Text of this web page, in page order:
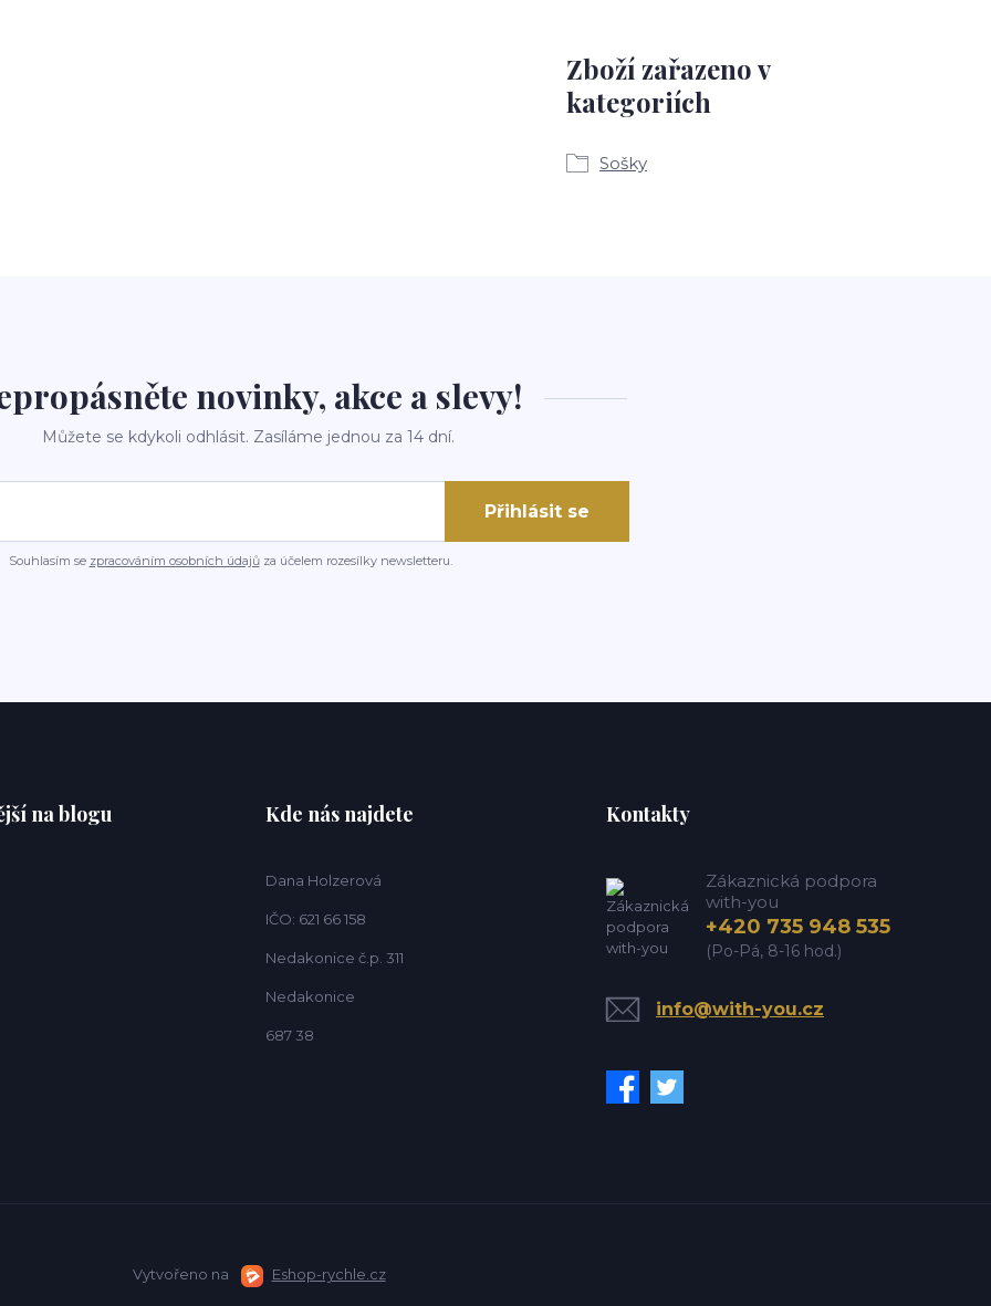
Zboží zařazeno v
kategoriích
Sošky
novinky, akce a slevy!
Můžete se kdykoli odhlásit. Zasíláme jednou za 14 dní.
Přihlásit se
Souhlasím se zpracováním osobních údajůza účelem rozesílky newsletteru.
na blogu Kde nás najdete
Dana Holzerová
IČO: 621 66 158
Nedakonice č.p. 311
Nedakonice
687 38
Kontakty
Zákaznická podpora
with-you
+420 735 948 535
(Po-Pá, 8-16 hod.)
info@with-you.cz
Vytvořeno na Eshop-rychle.cz